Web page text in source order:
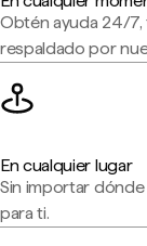
Obtén ayuda 24/7,
respaldado por
En cualquier lugar
Sin importar dónde
para ti.